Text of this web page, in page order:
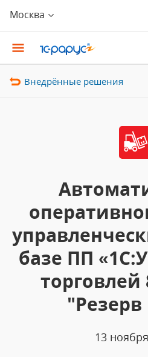
Москва
Внедрённые решения
базе ПП
13